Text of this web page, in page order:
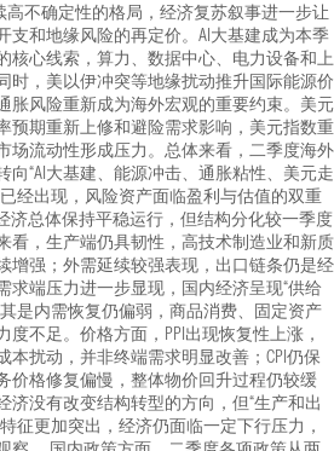
高不确定性的格局，经济复苏叙事进一步让
支和地缘风险的再定价。AI大基建成为本季
核心线索，算力、数据中心、电力设备和上
时，美以伊冲突等地缘扰动推升国际能源价
胀风险重新成为海外宏观的重要约束。美元
预期重新上修和避险需求影响，美元指数重
场流动性形成压力。总体来看，二季度海外
“AI大基建、能源冲击、通胀粘性、美元走
经出现，风险资产面临盈利与估值的双重
济总体保持平稳运行，但结构分化较一季度
看，生产端仍具韧性，高技术制造业和新质
增强；外需延续较强表现，出口链条仍是经
求端压力进一步显现，国内经济呈现“供给
是内需恢复仍偏弱，商品消费、固定资产
不足。价格方面，PPI出现恢复性上涨，
本扰动，并非终端需求明显改善；CPI仍保
价格修复偏慢，整体物价回升过程仍较缓
济没有改变结构转型的方向，但“生产和出
征更加突出，经济仍面临一定下行压力，